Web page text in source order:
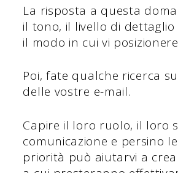
La risposta a questa
il tono, il livello di dettaglio
il modo in cui vi
Poi, fate qualche ricerca
delle vostre e-mail.
Capire il loro ruolo, il loro
comunicazione e persino
priorità può aiutarvi a